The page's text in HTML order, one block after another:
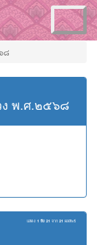
Toggle
navigation
๘
ง พ.ศ.๒๕๖๘
แสดง 1 ถึง 21 จาก 21 ผลลัพธ์